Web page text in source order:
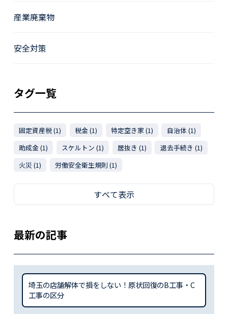
産業廃棄物
安全対策
タグ一覧
固定資産税 (1) 税金 (1) 特定空き家 (1)
自治体 (1)
助成金 (1)
スケルトン (1) 居抜き (1)
退去手続き (1)
火災 (1)
労働安全衛生規則 (1)
すべて表示
最新の記事
埼玉の店舗解体で損をしない！原状回復のB工事・C
工事の区分